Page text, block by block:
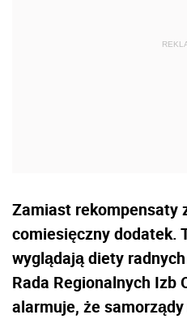
Zamiast rekompensaty
comiesięczny dodatek.
wyglądają diety
Rada Regionalnych Izb
alarmuje, że